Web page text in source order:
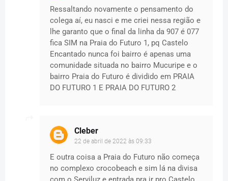
Ressaltando novamente o pensamento do
colega aí, eu nasci e me criei nessa região e
lhe garanto que o final da linha da 907 é 077
fica SIM na Praia do Futuro 1, pq Castelo
Encantado nunca foi bairro é apenas uma
comunidade situada no bairro Mucuripe e o
bairro Praia do Futuro é dividido em PRAIA
DO FUTURO 1 E PRAIA DO FUTURO 2
Cleber
22 de abril de 2022 às 09:33
E outra coisa a Praia do Futuro não começa
no complexo crocobeach e sim lá na divisa